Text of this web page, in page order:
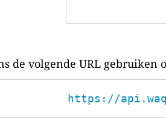
de volgende URL gebruiken
https://